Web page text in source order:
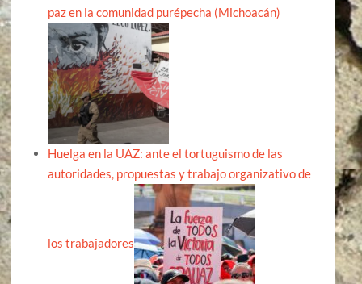
paz en la comunidad purépecha (Michoacán)
Huelga en la UAZ: ante el tortuguismo de las
autoridades, propuestas y trabajo organizativo de
los trabajadores